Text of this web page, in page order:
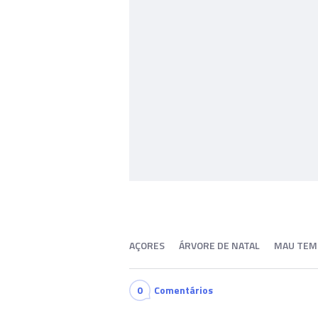
AÇORES ÁRVORE DE NATAL MAU
0 Comentários